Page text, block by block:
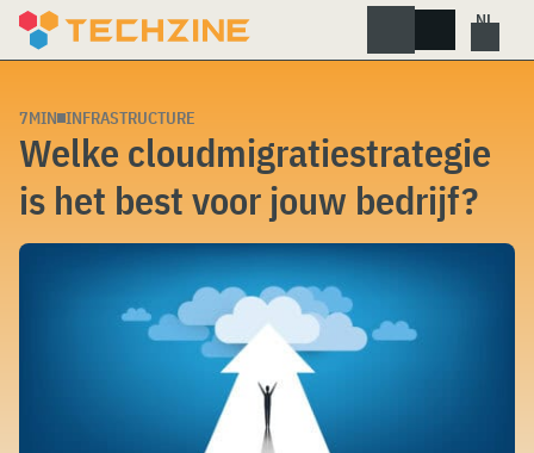
Skip
7MIN INFRASTRUCTURE
Welke cloudmigratiestrategie
is het best voor jouw bedrijf?